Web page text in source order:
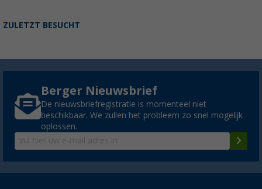
ZULETZT BESUCHT
Berger Nieuwsbrief
De nieuwsbriefregistratie is momenteel niet
beschikbaar. We zullen het probleem zo snel mogelijk
oplossen.